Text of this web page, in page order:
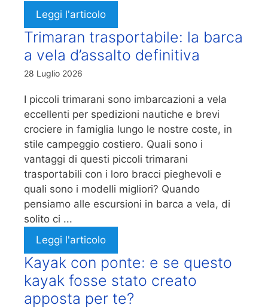
Leggi l'articolo
Trimaran trasportabile: la barca
a vela d’assalto definitiva
28 Luglio 2026
I piccoli trimarani sono imbarcazioni a vela
eccellenti per spedizioni nautiche e brevi
crociere in famiglia lungo le nostre coste, in
stile campeggio costiero. Quali sono i
vantaggi di questi piccoli trimarani
trasportabili con i loro bracci pieghevoli e
quali sono i modelli migliori? Quando
pensiamo alle escursioni in barca a vela, di
solito ci ...
Leggi l'articolo
Kayak con ponte: e se questo
kayak fosse stato creato
apposta per te?